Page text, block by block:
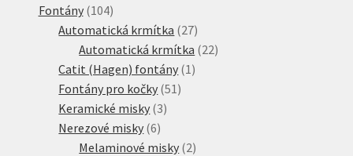
Fontány 104104
produktů
Automatická krmítka 2727
produktů
Automatická krmítka 2222
Catit (Hagen) fontány 1 1
Fontány pro kočky 51 51
Keramické misky 33
Nerezové misky 66
produktů
Melaminové misky 22